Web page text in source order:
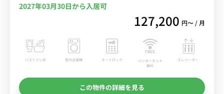
2027年03月30日から入居可
127,200 円〜 / 月
バストイレ別 室内洗濯機 オートロック
インターネット
無料
エレベーター
この物件の詳細を見る